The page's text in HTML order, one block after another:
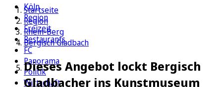
Köln
Region
Freizeit
Restaurants
FC
Panorama
Politik
Wirtschaft
Startseite
Region
Rhein-Berg
Bergisch Gladbach
Dieses Angebot lockt Bergisch
Gladbacher ins Kunstmuseum